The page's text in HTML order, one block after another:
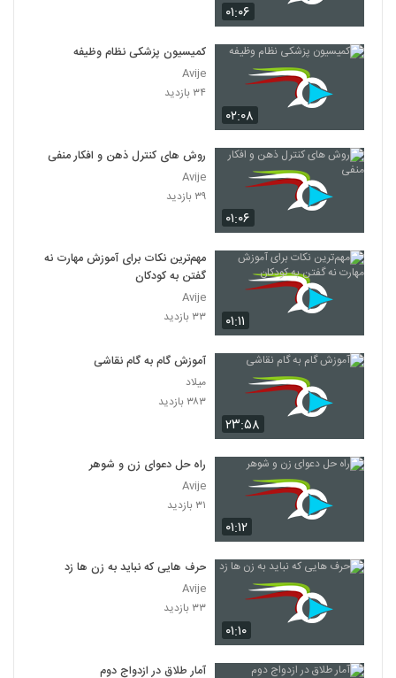
۰۱:۰۶
۰۲:۰۸
کمیسیون پزشکی نظام وظیفه
Avije
۳۴ بازدید
۰۱:۰۶
روش های کنترل ذهن و افکار منفی
Avije
۳۹ بازدید
۰۱:۱۱
مهم‌ترین نکات برای آموزش مهارت نه
گفتن به کودکان
Avije
۳۳ بازدید
۲۳:۵۸
آموزش گام به گام نقاشی
میلاد
۳۸۳ بازدید
۰۱:۱۲
راه حل دعوای زن و شوهر
Avije
۳۱ بازدید
۰۱:۱۰
حرف هایی که نباید به زن ها زد
Avije
۳۳ بازدید
آمار طلاق در ازدواج دوم